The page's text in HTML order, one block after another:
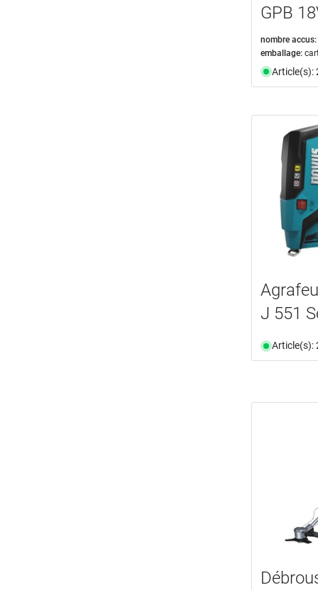
GPB
nombre accus:
emballage:
Article(s):
J 551
Article(s):